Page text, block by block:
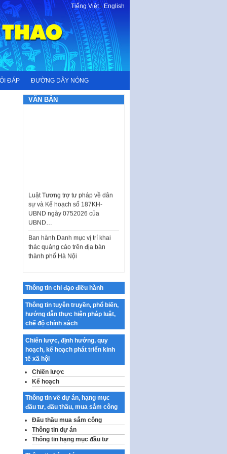
Tiếng Việt-English
ĐÁP ĐƯỜNG DÂY NÓNG
VĂN BẢN
sự và Kế hoạch số 187KH-
UBND ngày 0752026 của
UBND…
thác quảng cáo trên địa bàn
thành phố Hà Nội
tưởng của Đảng…
Công bố công khai dự toán kinh
phí xây dựng pháp luật, hoàn
thiện thể chế, chính…
Quy định về nghiên cứu, ứng
dụng khoa học, công nghệ, đổi
mới sáng tạo và chuyển…
Quy định chi tiết và hướng dẫn
thi hành một số điều của Luật Lý
lịch tư…
Sửa đổi, bổ sung một số nội
dung tại Nghị quyết số 30/NQ-
CP ngày 24 tháng 02…
Ban hành Chương trình hành
động của Chính phủ thực hiện
Nghị quyết số 02-NQ/TW ngày
Thông tin chỉ đạo điều hành
Thông tin tuyên truyền, phổ biến,
hướng dẫn thực hiện pháp luật,
chế độ chính sách
Chiến lược, định hướng, quy
hoạch, kế hoạch phát triển kinh
tế xã hội
Chiến lược
Kế hoạch
Thông tin về dự án, hạng mục
đầu tư, đấu thầu, mua sắm công
Đấu thầu mua sắm công
Thông tin dự án
Thông tin hạng mục đầu tư